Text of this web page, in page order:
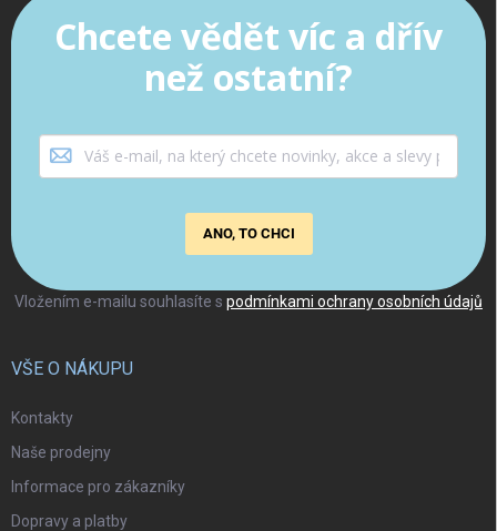
Vložením e-mailu souhlasíte s podmínkami ochrany osobních údajů
Chcete vědět víc a dřív
než ostatní?
ANO, TO CHCI
VŠE O NÁKUPU
Kontakty
Naše prodejny
Informace pro zákazníky
Dopravy a platby